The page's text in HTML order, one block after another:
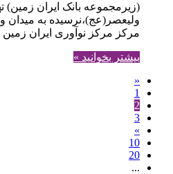
(زیرمجموعه بانک ایران زمین)
مرکز مرکز نوآوری ایران
بیشتر بخوانید »
«
1
2
3
»
10
20
...